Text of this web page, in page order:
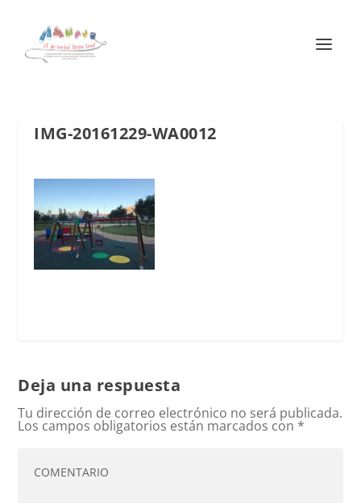
IMG-20161229-WA0012
Deja una respuesta
Tu dirección de correo electrónico no será publicada.
Los campos obligatorios están marcados con *